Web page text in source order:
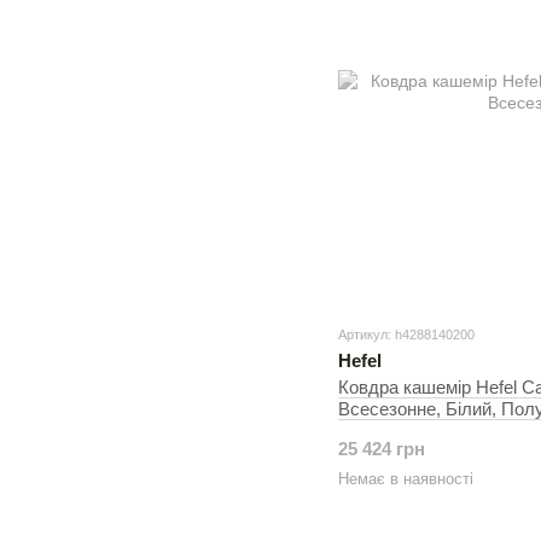
Артикул: h4288140200
Hefel
Ковдра кашемір Hefel
Всесезонне, Білий,
25 424 грн
Немає в наявності